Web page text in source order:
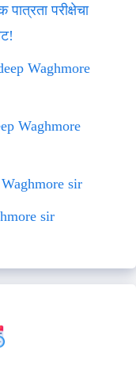
परीक्षेचा
Waghmore
Waghmore
sir
sir